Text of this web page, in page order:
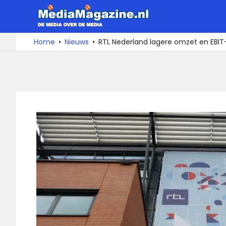
de
De
media
over
Home Nieuws RTL Nederland lagere omzet en